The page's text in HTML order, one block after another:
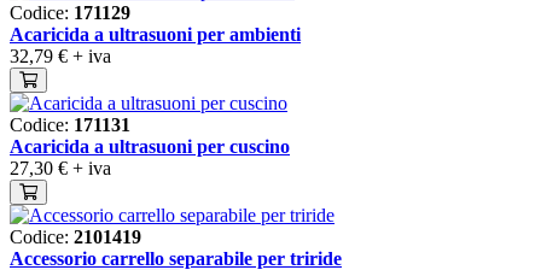
Codice: 171129
Acaricida a ultrasuoni per ambienti
32,79 € + iva
Codice: 171131
Acaricida a ultrasuoni per cuscino
27,30 € + iva
Codice: 2101419
Accessorio carrello separabile per triride